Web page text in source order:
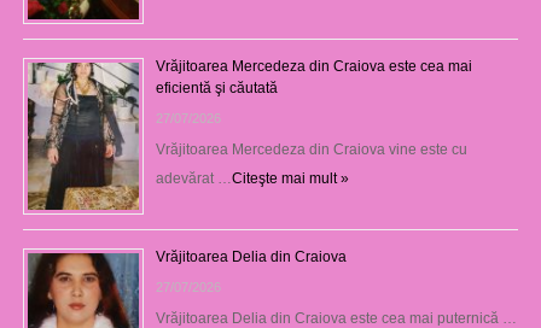
Vrăjitoarea Mercedeza din Craiova este cea mai
eficientă şi căutată
27/07/2026
Vrăjitoarea Mercedeza din Craiova vine este cu
adevărat … Citeşte mai mult »
Vrăjitoarea Delia din Craiova
27/07/2026
Vrăjitoarea Delia din Craiova este cea mai puternică …